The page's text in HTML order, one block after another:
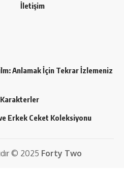
İletişim
Anlamak İçin Tekrar İzlemeniz
Karakterler
Erkek Ceket Koleksiyonu
© 2025 Forty Two